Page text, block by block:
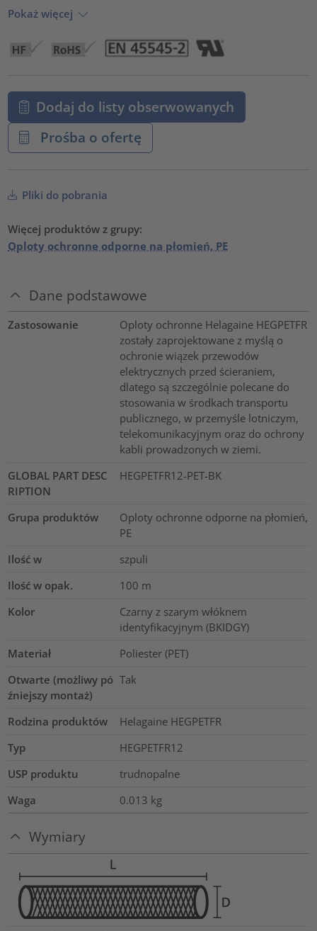
Pokaż więcej
Dodaj do listy obserwowanych
Prośba o ofertę
Pliki do pobrania
Więcej produktów z grupy:
Oploty ochronne odporne na płomień, PE
Dane podstawowe
Zastosowanie
Oploty ochronne Helagaine HEGPETFR
zostały zaprojektowane z myślą o
ochronie wiązek przewodów
elektrycznych przed ścieraniem,
dlatego są szczególnie polecane do
stosowania w środkach transportu
publicznego, w przemyśle lotniczym,
telekomunikacyjnym oraz do ochrony
kabli prowadzonych w ziemi.
GLOBAL PART DESC
RIPTION
HEGPETFR12-PET-BK
Grupa produktów
Oploty ochronne odporne na płomień,
PE
Ilość w
szpuli
Ilość w opak.
100 m
Kolor
Czarny z szarym włóknem
identyfikacyjnym (BKIDGY)
Materiał
Poliester (PET)
Otwarte (możliwy pó
źniejszy montaż)
Tak
Rodzina produktów
Helagaine HEGPETFR
Typ
HEGPETFR12
USP produktu
trudnopalne
Waga
0.013 kg
Wymiary